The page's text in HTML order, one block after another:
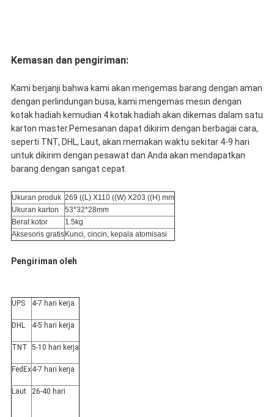
Kemasan dan pengiriman:
Kami berjanji bahwa kami akan mengemas barang dengan aman
dengan perlindungan busa, kami mengemas mesin dengan
kotak hadiah kemudian 4 kotak hadiah akan dikemas dalam satu
karton master.Pemesanan dapat dikirim dengan berbagai cara,
seperti TNT, DHL, Laut, akan memakan waktu sekitar 4-9 hari
untuk dikirim dengan pesawat dan Anda akan mendapatkan
barang dengan sangat cepat.
Ukuran produk 269 ((L) X110 ((W) X203 ((H) mm
Ukuran karton
53*32*28mm
Berat kotor
1.5kg
Aksesoris gratis Kunci, cincin, kepala atomisasi
Pengiriman oleh
UPS 4-7 hari kerja
DHL 4-5 hari kerja
TNT 5-10 hari kerja
FedEx4-7 hari kerja
Laut 26-40 hari